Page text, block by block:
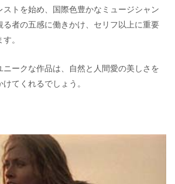
トを始め、国際色豊かなミュージシャン
る者の五感に働きかけ、セリフ以上に重要
。
ークな作品は、自然と人間愛の美しさを
てくれるでしょう。